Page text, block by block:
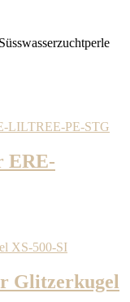
ERE-
Glitzerkugel